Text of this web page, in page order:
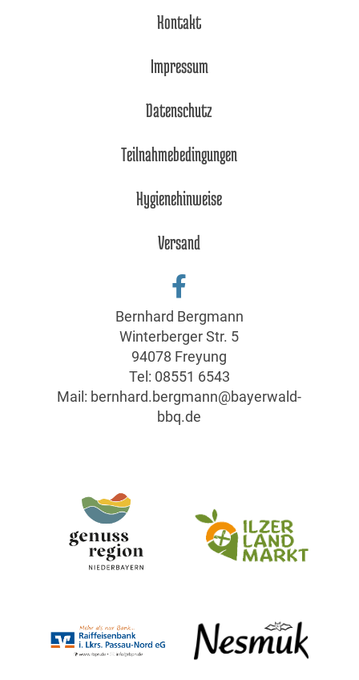
Kontakt
Impressum
Datenschutz
Teilnahmebedingungen
Hygienehinweise
Versand
Bernhard Bergmann
Winterberger Str. 5
94078 Freyung
Tel: 08551 6543
Mail: bernhard.bergmann@bayerwald-
bbq.de